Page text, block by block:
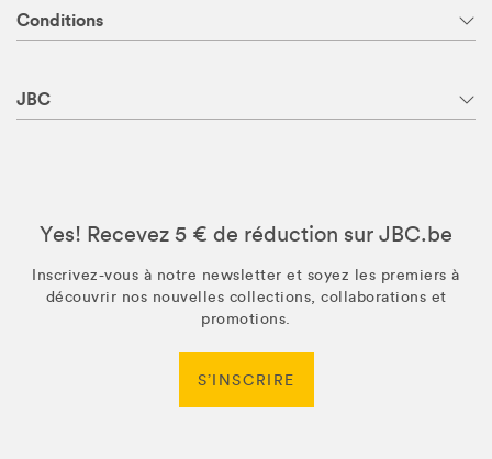
Conditions
JBC
Yes! Recevez 5 € de réduction sur JBC.be
Inscrivez-vous à notre newsletter et soyez les premiers à
découvrir nos nouvelles collections, collaborations et
promotions.
S’INSCRIRE